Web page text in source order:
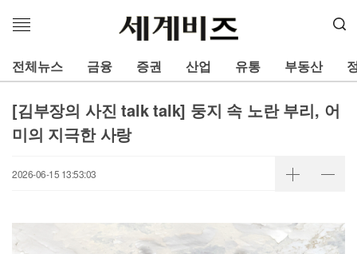
메
열
기
전체뉴스 금융 증권 산업 유통 부동산
[김부장의 사진 talk talk] 둥지 속 노란 부리, 어
미의 지극한 사랑
2026-06-15 13:53:03